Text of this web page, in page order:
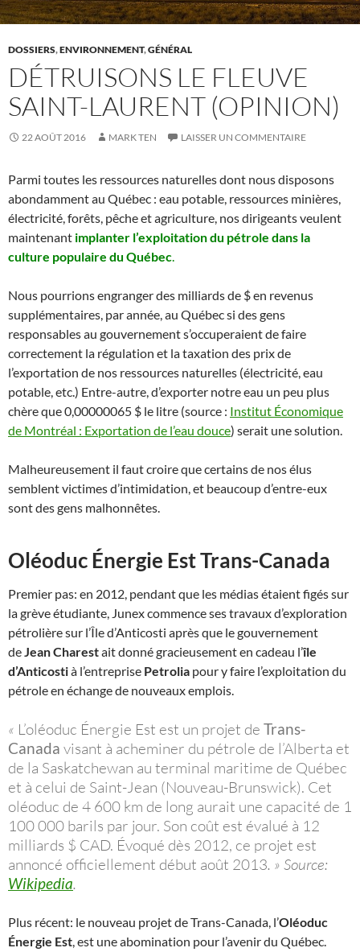
DOSSIERS,ENVIRONNEMENT,GÉNÉRAL
DÉTRUISONS LE FLEUVE
SAINT-LAURENT (OPINION)
22 AOÛT 2016 MARK TEN LAISSER UN COMMENTAIRE
Parmi toutes les ressources naturelles dont nous disposons
abondamment au Québec : eau potable, ressources minières,
électricité, forêts, pêche et agriculture, nos dirigeants veulent
maintenant implanter l’exploitation du pétrole dans la
culture populaire du Québec.
Nous pourrions engranger des milliards de $ en revenus
supplémentaires, par année, au Québec si des gens
responsables au gouvernement s’occuperaient de faire
correctement la régulation et la taxation des prix de
l’exportation de nos ressources naturelles (électricité, eau
potable, etc.) Entre-autre, d’exporter notre eau un peu plus
chère que 0,00000065 $ le litre (source : Institut Économique
de Montréal : Exportation de l’eau douce) serait une solution.
Malheureusement il faut croire que certains de nos élus
semblent victimes d’intimidation, et beaucoup d’entre-eux
sont des gens malhonnêtes.
Oléoduc Énergie Est Trans-Canada
Premier pas: en 2012, pendant que les médias étaient figés sur
la grève étudiante, Junex commence ses travaux d’exploration
pétrolière sur l’Île d’Anticosti après que le gouvernement
deJean Charestait donné gracieusement en cadeau l’île
d’Anticostià l’entreprise Petrolia pour y faire l’exploitation du
pétrole en échange de nouveaux emplois.
« L’oléoduc Énergie Est est un projet de Trans-
Canada visant à acheminer du pétrole de l’Alberta et
de la Saskatchewan au terminal maritime de Québec
et à celui de Saint-Jean (Nouveau-Brunswick). Cet
oléoduc de 4 600 km de long aurait une capacité de 1
100 000 barils par jour. Son coût est évalué à 12
milliards $ CAD. Évoqué dès 2012, ce projet est
annoncé officiellement début août 2013. » Source:
Wikipedia.
Plus récent: le nouveau projet de Trans-Canada, l’Oléoduc
Énergie Est, est une abomination pour l’avenir du Québec.